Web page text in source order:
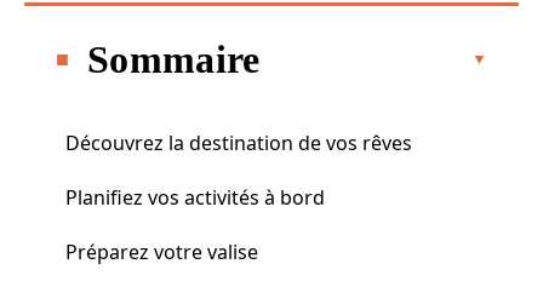
Sommaire
Découvrez la destination de vos rêves
Planifiez vos activités à bord
Préparez votre valise